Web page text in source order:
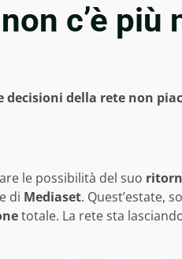
c’è più
della rete non
le possibilità del suo
di Mediaset. Quest’estate,
totale. La rete sta